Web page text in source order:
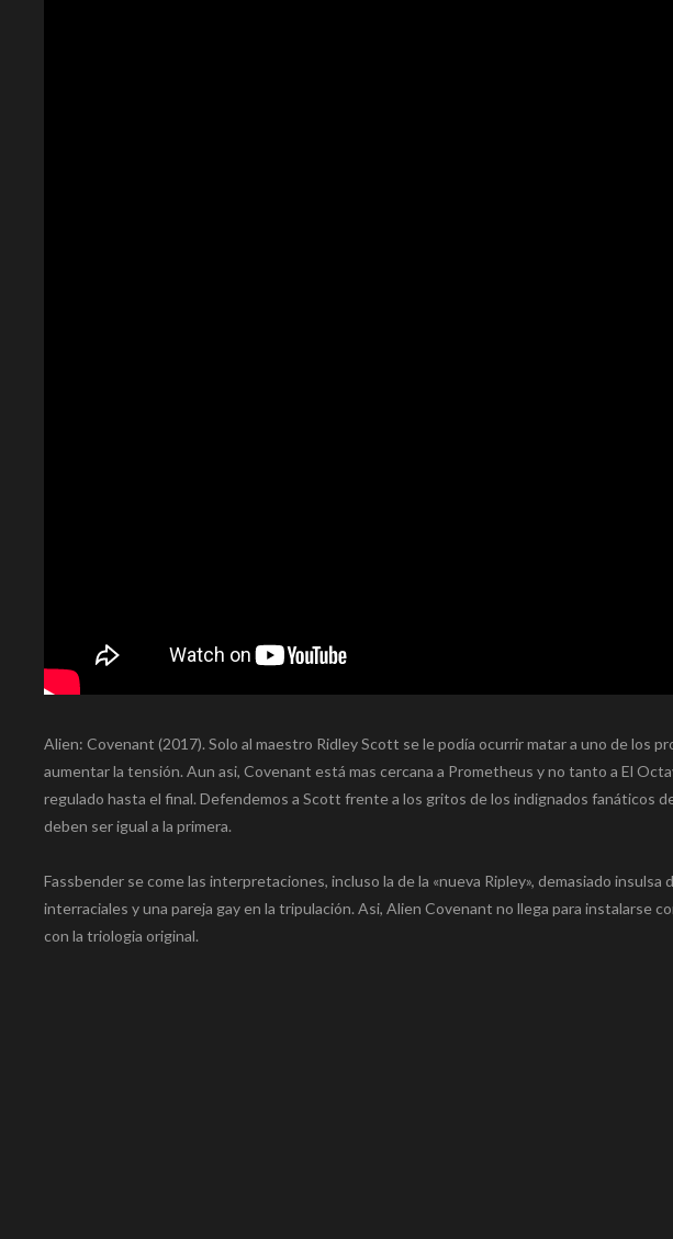
Alien: Covenant (2017). Solo al maestro Ridley Scott se le podía ocurrir matar a uno de los
aumentar la tensión. Aun asi, Covenant está mas cercana a Prometheus y no tanto a El
regulado hasta el final. Defendemos a Scott frente a los gritos de los indignados fanáticos
deben ser igual a la primera.
Fassbender se come las interpretaciones, incluso la de la «nueva Ripley», demasiado
interraciales y una pareja gay en la tripulación. Asi, Alien Covenant no llega para instalarse
con la triologia original.